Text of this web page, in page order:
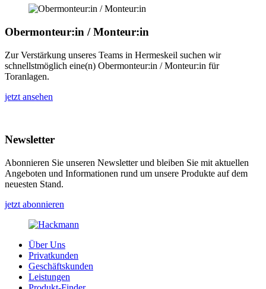
Obermonteur:in / Monteur:in
Zur Verstärkung unseres Teams in Hermeskeil suchen wir
schnellstmöglich eine(n) Obermonteur:in / Monteur:in für
Toranlagen.
jetzt ansehen
Newsletter
Abonnieren Sie unseren Newsletter und bleiben Sie mit aktuellen
Angeboten und Informationen rund um unsere Produkte auf dem
neuesten Stand.
jetzt abonnieren
Über Uns
Privatkunden
Geschäftskunden
Leistungen